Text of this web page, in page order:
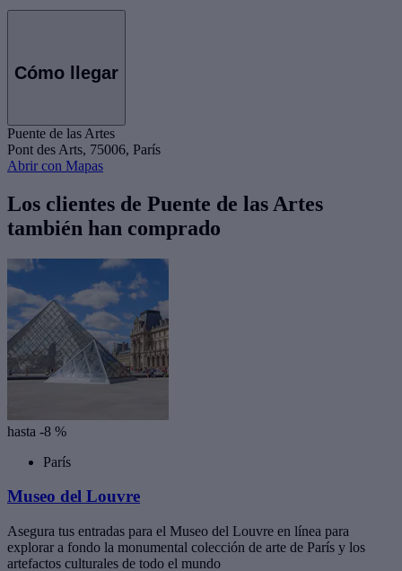
Cómo llegar
Puente de las Artes
Pont des Arts, 75006, París
Abrir con Mapas
Los clientes de Puente de las Artes
también han comprado
hasta -8 %
París
Museo del Louvre
Asegura tus entradas para el Museo del Louvre en línea para
explorar a fondo la monumental colección de arte de París y los
artefactos culturales de todo el mundo